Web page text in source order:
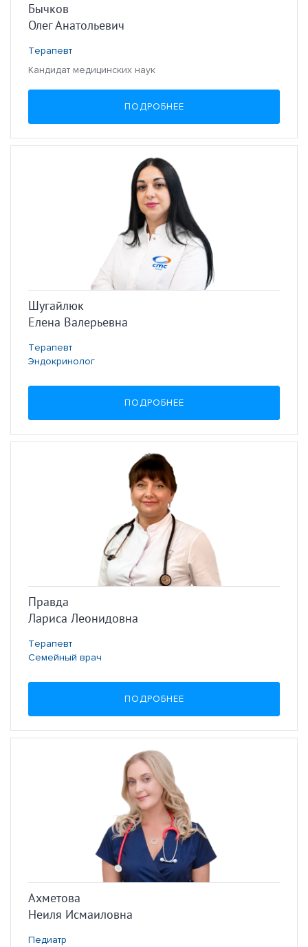
Бычков
Олег Анатольевич
Терапевт
Кандидат медицинских наук
ПОДРОБНЕЕ
Шугайлюк
Елена Валерьевна
Терапевт
Эндокринолог
ПОДРОБНЕЕ
Правда
Лариса Леонидовна
Терапевт
Семейный врач
ПОДРОБНЕЕ
Ахметова
Неиля Исмаиловна
Педиатр